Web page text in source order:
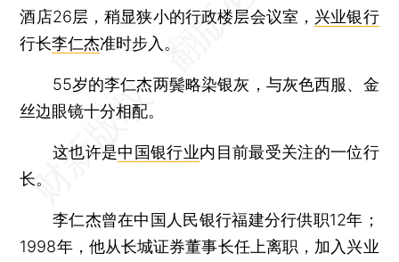
酒店26层，稍显狭小的行政楼层会议室， 兴业银行
行长李仁杰准时步入。
55岁的李仁杰两鬓略染银灰，与灰色西服、金
丝边眼镜十分相配。
这也许是中国银行业内目前最受关注的一位行
长。
李仁杰曾在中国人民银行福建分行供职12年；
1998年，他从长城证券董事长任上离职，加入兴业